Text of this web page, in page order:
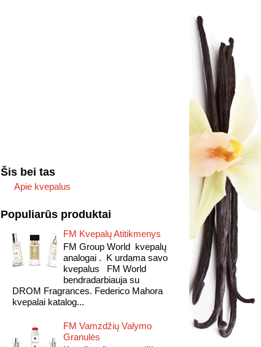
Šis bei tas
Apie kvepalus
Populiarūs produktai
FM Kvepalų Atitikmenys
FM Group World kvepalų
analogai . K urdama savo
kvepalus FM World
bendradarbiauja su
DROM Fragrances. Federico Mahora
kvepalai katalog...
FM Vamzdžių Valymo
Granulės